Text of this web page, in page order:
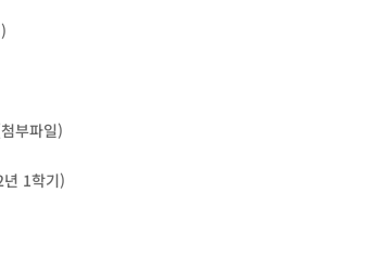
부파일)
1학기)